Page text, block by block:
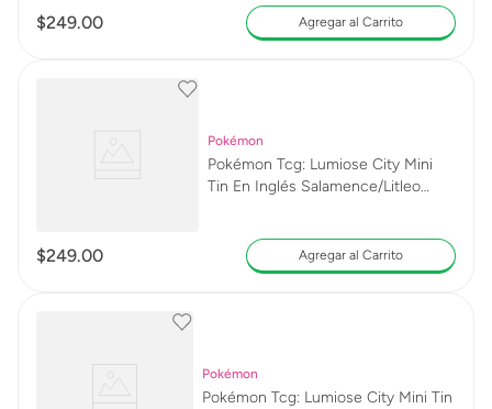
$249.00 Agregar al Carrito
Pokémon
Pokémon Tcg: Lumiose City Mini
Tin En Inglés Salamence/Litleo
$249.00 Agregar al Carrito
Pokémon
Pokémon Tcg: Lumiose City Mini Tin